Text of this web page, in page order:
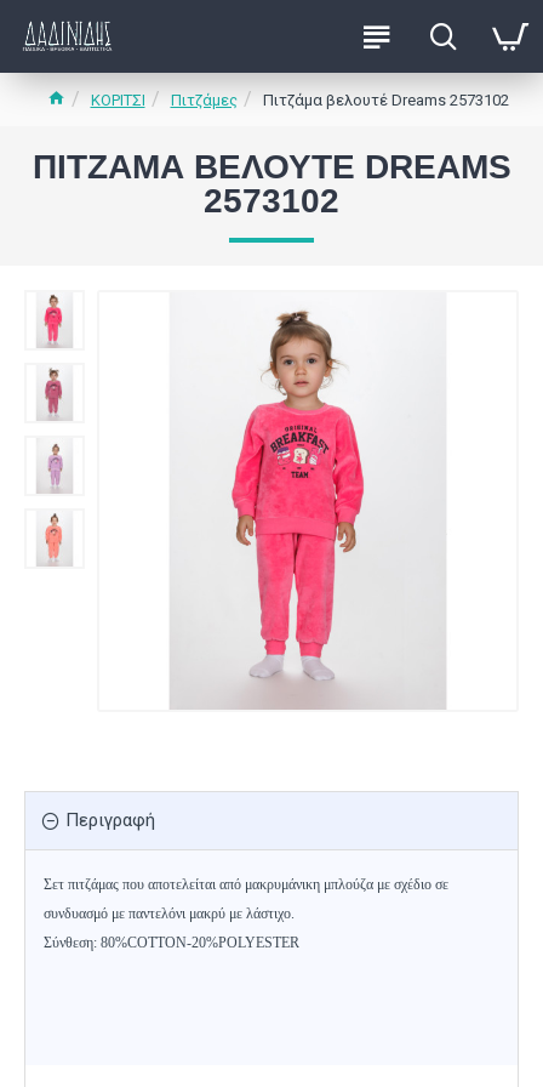
ΚΟΡΙΤΣΙ Πιτζάμες Πιτζάμα βελουτέ Dreams 2573102
ΠΙΤΖΆΜΑ ΒΕΛΟΥΤΈ DREAMS
2573102
Περιγραφή
Σετ πιτζάμας που αποτελείται από μακρυμάνικη μπλούζα με σχέδιο σε
συνδυασμό με παντελόνι μακρύ με λάστιχο.
Σύνθεση: 80%COTTON-20%POLYESTER